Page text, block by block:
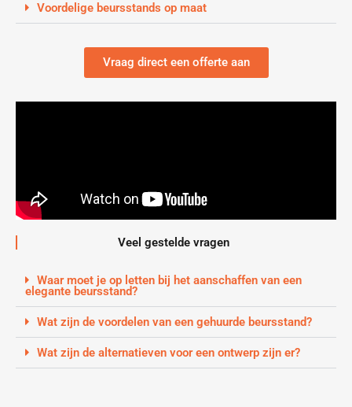
Voordelige beursstands op maat
Vraag direct een offerte aan
Veel gestelde vragen
Waar moet je op letten bij het aanschaffen van een
elegante beursstand?
Wat zijn de voordelen van een gehuurde beursstand?
Wat zijn de alternatieven voor een ontwerp zijn er?